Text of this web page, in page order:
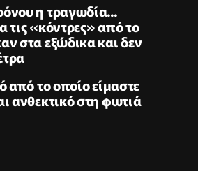
η τραγωδία...
τις «κόντρες» από το
στα εξώδικα και δεν
από το οποίο είμαστε
ανθεκτικό στη φωτιά